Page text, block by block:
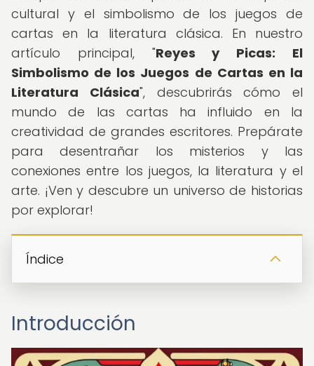
cultural y el simbolismo de los juegos de
cartas en la literatura clásica. En nuestro
artículo principal, "Reyes y Picas: El
Simbolismo de los Juegos de Cartas en la
Literatura Clásica", descubrirás cómo el
mundo de las cartas ha influido en la
creatividad de grandes escritores. Prepárate
para desentrañar los misterios y las
conexiones entre los juegos, la literatura y el
arte. ¡Ven y descubre un universo de historias
por explorar!
Índice
Introducción